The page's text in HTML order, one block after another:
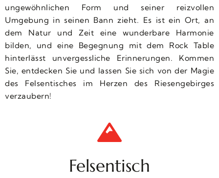
ungewöhnlichen Form und seiner reizvollen
Umgebung in seinen Bann zieht. Es ist ein Ort, an
dem Natur und Zeit eine wunderbare Harmonie
bilden, und eine Begegnung mit dem Rock Table
hinterlässt unvergessliche Erinnerungen. Kommen
Sie, entdecken Sie und lassen Sie sich von der Magie
des Felsentisches im Herzen des Riesengebirges
verzaubern!
Felsentisch